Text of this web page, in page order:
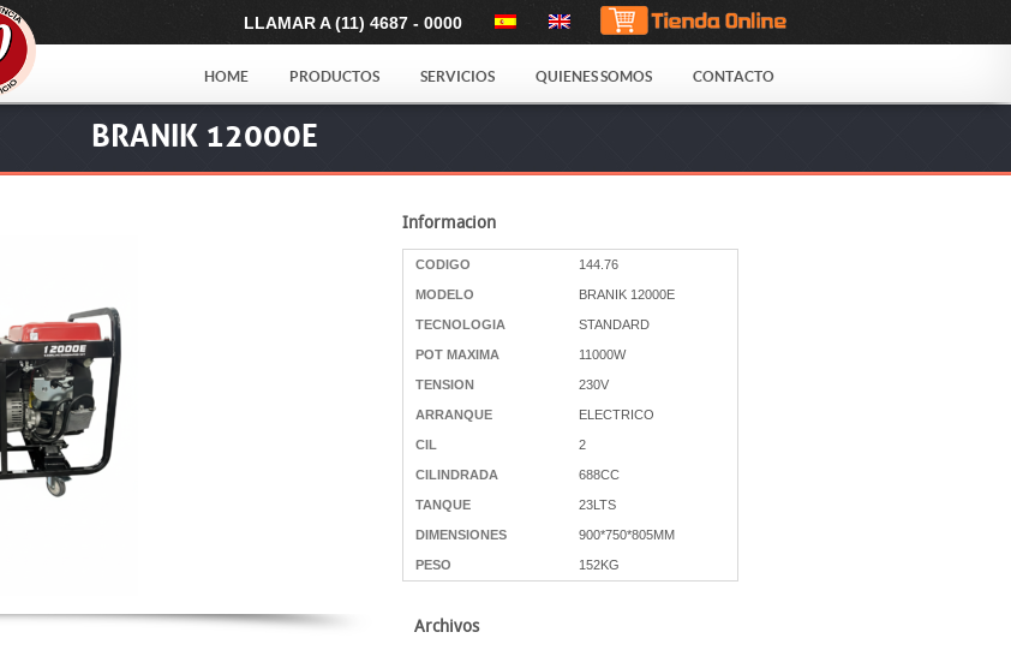
LLAMAR A (11) 4687 - 0000
HOME PRODUCTOS SERVICIOS QUIENES SOMOS CONTACTO
BRANIK 12000E
Informacion
CODIGO 144.76
MODELO BRANIK 12000E
TECNOLOGIA STANDARD
POT MAXIMA 11000W
TENSION 230V
ARRANQUE ELECTRICO
CIL 2
CILINDRADA 688CC
TANQUE 23LTS
DIMENSIONES 900*750*805MM
PESO 152KG
Archivos